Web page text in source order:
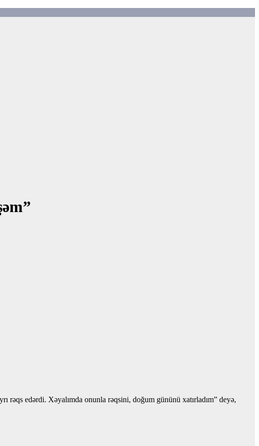
rəqs edərdi. Xəyalımda onunla rəqsini, doğum gününü xatırladım” deyə,